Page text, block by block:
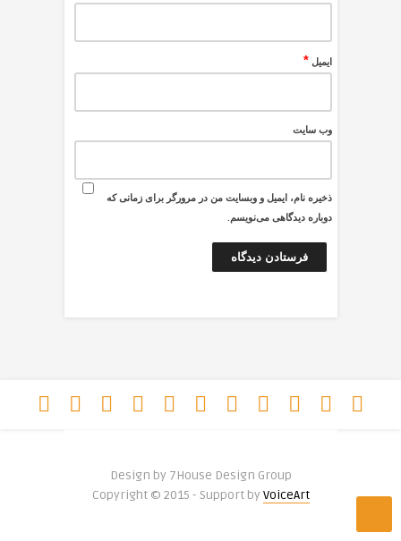
ایمیل*
وب‌ سایت
ذخیره نام، ایمیل و وبسایت من در مرورگر برای زمانی که
دوباره دیدگاهی می‌نویسم.
Design by 7House Design Group
Copyright © 2015 - Support byVoiceArt